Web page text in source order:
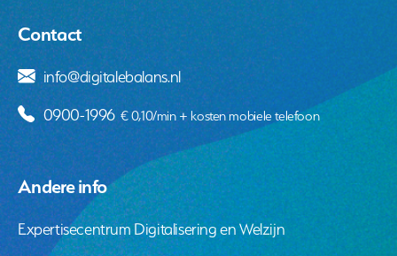
Contact
info@digitalebalans.nl
0900-1996 € 0,10/min + kosten mobiele telefoon
Andere info
Expertisecentrum Digitalisering en Welzijn